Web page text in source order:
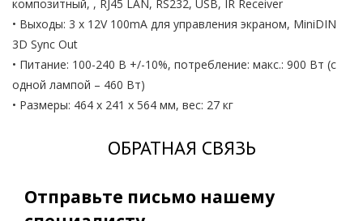
композитный, , RJ45 LAN, RS232, USB, IR Receiver
• Выходы: 3 x 12V 100mA для управления экраном, MiniDIN
3D Sync Out
• Питание: 100-240 В +/-10%, потребление: макс.: 900 Вт (с
одной лампой – 460 Вт)
• Размеры: 464 x 241 x 564 мм, вес: 27 кг
ОБРАТНАЯ СВЯЗЬ
Отправьте письмо нашему